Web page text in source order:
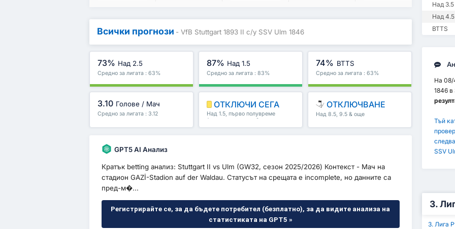
Всички прогнози - VfB Stuttgart 1893 II с/у SSV Ulm 1846
73% Над 2.5
Средно за лигата : 63%
87% Над 1.5
Средно за лигата : 83%
74% BTTS
Средно за лигата : 63%
3.10 Голове / Мач
Средно за лигата : 3.12
ОТКЛЮЧИ СЕГА
Над 1.5, първо полувреме
/второ полувреме & още
ОТКЛЮЧВАНЕ
Над 8.5, 9.5 & още
GPT5 AI Анализ
Кратък betting анализ: Stuttgart II vs Ulm (GW32, сезон 2025/2026) Контекст - Мач на
стадион GAZİ-Stadion auf der Waldau. Статусът на срещата е incomplete, но данните са
пред-м�...
Регистрирайте се, за да бъдете потребител (безплатно), за да видите анализа на
статистиката на GPT5 »
Над 3.5
Над 4.5
BTTS
На 08/
1846
Тъй
SSV
3.
3. Лига